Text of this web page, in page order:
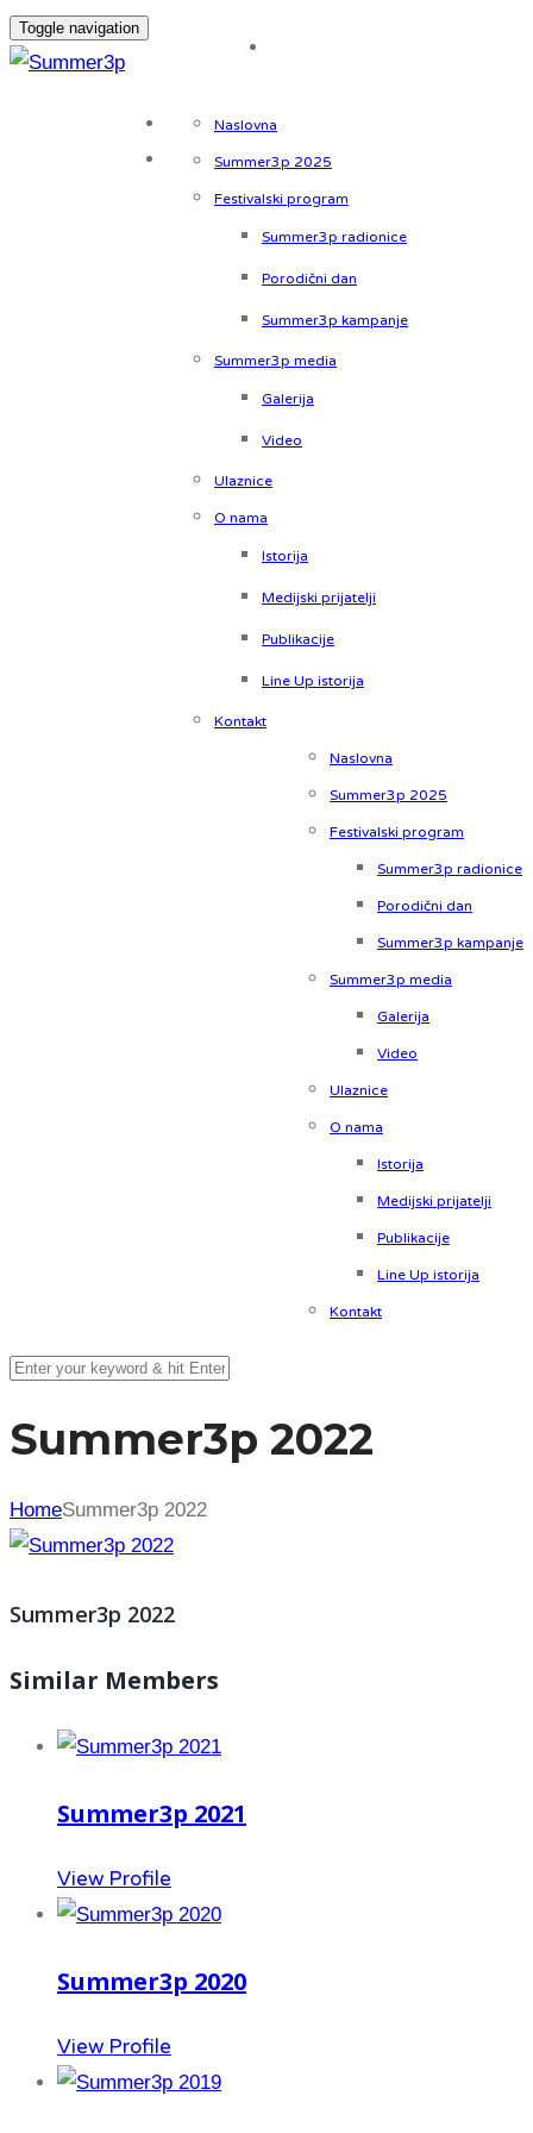
Toggle navigation
Naslovna
Summer3p 2025
Festivalski program
Summer3p radionice
Porodični dan
Summer3p kampanje
Summer3p media
Galerija
Video
Ulaznice
O nama
Istorija
Medijski prijatelji
Publikacije
Line Up istorija
Kontakt
Naslovna
Summer3p 2025
Festivalski program
Summer3p radionice
Porodični dan
Summer3p kampanje
Summer3p media
Galerija
Video
Ulaznice
O nama
Istorija
Medijski prijatelji
Publikacije
Line Up istorija
Kontakt
Summer3p 2022
HomeSummer3p 2022
Summer3p 2022
Similar Members
Summer3p 2021
View Profile
Summer3p 2020
View Profile